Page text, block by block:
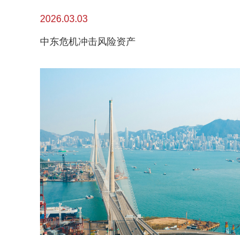
2026.03.03
中东危机冲击风险资产